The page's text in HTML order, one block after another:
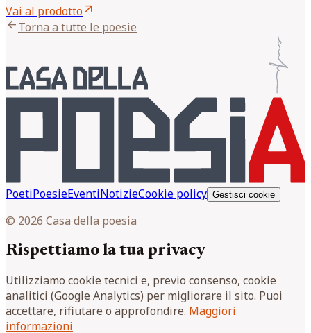
Vai al prodottoarrow_outward
arrow_backTorna a tutte le poesie
PoetiPoesieEventiNotizieCookie policy Gestisci cookie
© 2026 Casa della poesia
Rispettiamo la tua privacy
Utilizziamo cookie tecnici e, previo consenso, cookie
analitici (Google Analytics) per migliorare il sito. Puoi
accettare, rifiutare o approfondire. Maggiori
informazioni